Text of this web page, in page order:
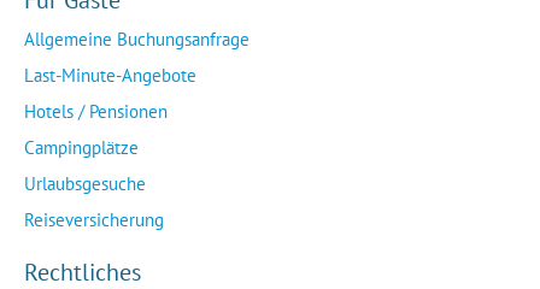
Allgemeine Buchungsanfrage
Last-Minute-Angebote
Hotels / Pensionen
Campingplätze
Urlaubsgesuche
Reiseversicherung
Rechtliches